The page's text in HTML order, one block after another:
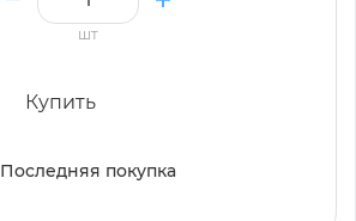
шт
Купить
Последняя покупка